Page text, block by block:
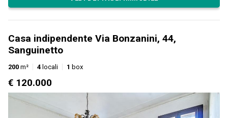
Casa indipendente Via Bonzanini, 44,
Sanguinetto
200 m² 4 locali 1 box
€ 120.000